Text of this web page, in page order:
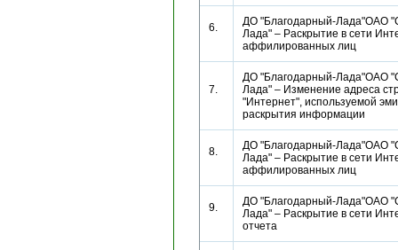
6.
ДО "Благодарный-Лада"ОАО
Лада" – Раскрытие в сети
аффилированных лиц
7.
ДО "Благодарный-Лада"ОАО
Лада" – Изменение адреса
"Интернет", используемой
раскрытия информации
8.
ДО "Благодарный-Лада"ОАО
Лада" – Раскрытие в сети
аффилированных лиц
9.
ДО "Благодарный-Лада"ОАО
Лада" – Раскрытие в сети
отчета